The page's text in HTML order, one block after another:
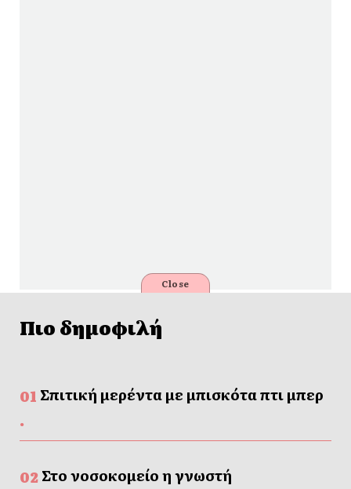
Πιο δημοφιλή
Σπιτική μερέντα με μπισκότα πτι μπερ
Στο νοσοκομείο η γνωστή
Close